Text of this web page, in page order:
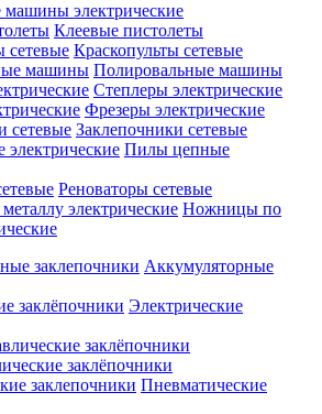
электрические
Клеевые пистолеты
Краскопульты сетевые
Полировальные машины
Степлеры электрические
Фрезеры электрические
Заклепочники сетевые
Пилы цепные
Реноваторы сетевые
Ножницы по
Аккумуляторные
Электрические
заклёпочники
Пневматические